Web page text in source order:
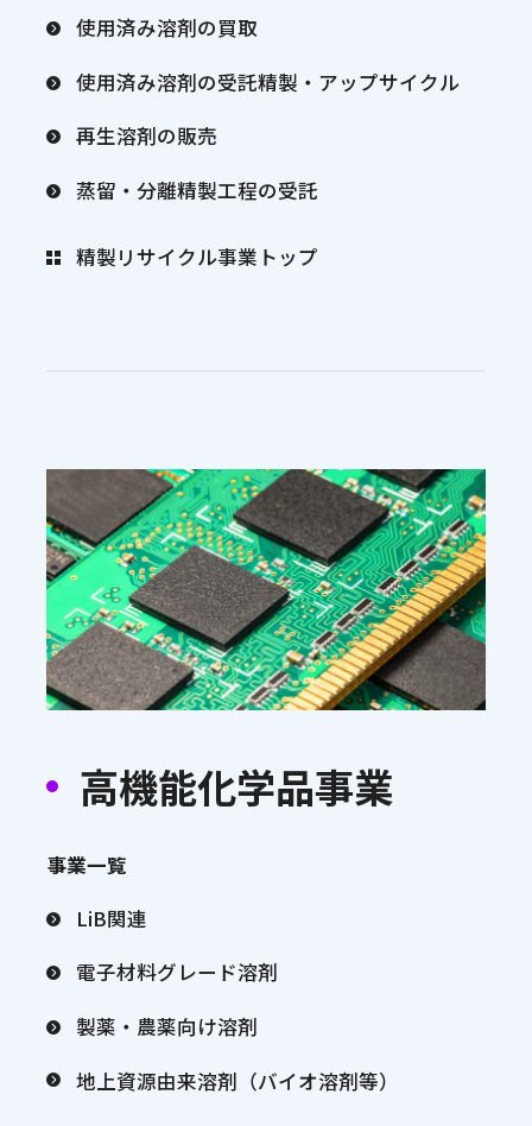
使用済み溶剤の買取
使用済み溶剤の受託精製・アップサイクル
再生溶剤の販売
蒸留・分離精製工程の受託
精製リサイクル事業トップ
高機能化学品事業
事業一覧
LiB関連
電子材料グレード溶剤
製薬・農薬向け溶剤
地上資源由来溶剤（バイオ溶剤等）